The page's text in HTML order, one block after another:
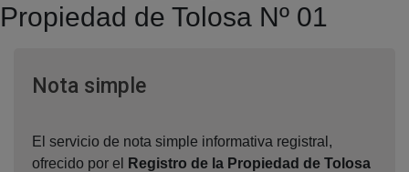
Propiedad de Tolosa Nº 01
Nota simpleVentana nueva
El servicio de nota simple informativa registral,
ofrecido por el
Registro de la Propiedad de Tolosa